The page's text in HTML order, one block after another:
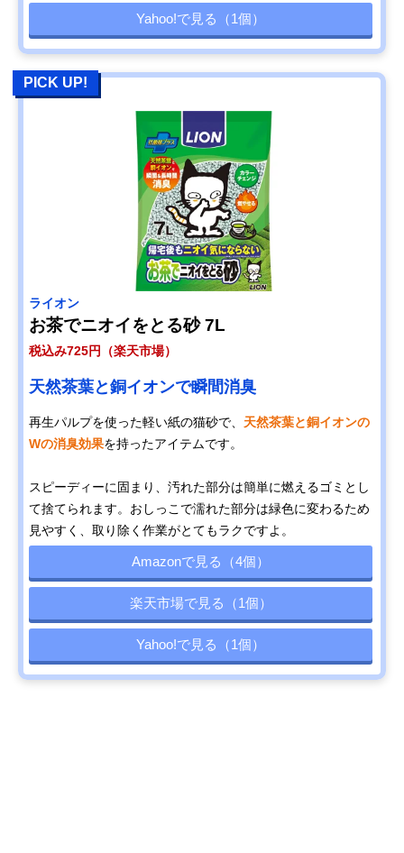
Yahoo!で見る（1個）
PICK UP!
ライオン
お茶でニオイをとる砂 7L
税込み725円（楽天市場）
天然茶葉と銅イオンで瞬間消臭
再生パルプを使った軽い紙の猫砂で、 天然茶葉と銅イオンの
Wの消臭効果を持ったアイテムです。
スピーディーに固まり、汚れた部分は簡単に燃えるゴミとし
て捨てられます。おしっこで濡れた部分は緑色に変わるため
見やすく、取り除く作業がとてもラクですよ。
Amazonで見る（4個）
楽天市場で見る（1個）
Yahoo!で見る（1個）